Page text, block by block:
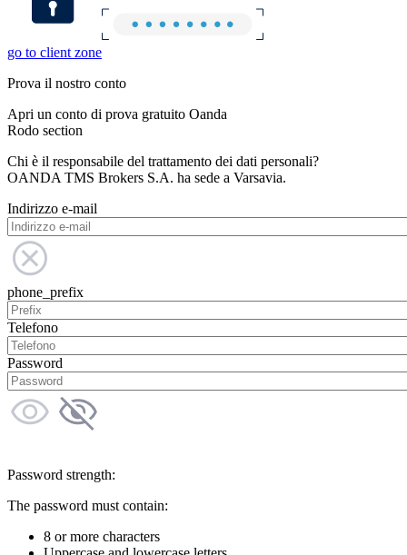
go to client zone
Prova il nostro conto
Apri un conto di prova gratuito Oanda
Rodo section
Chi è il responsabile del trattamento dei dati personali?
OANDA TMS Brokers S.A. ha sede a Varsavia.
Indirizzo e-mail
phone_prefix
Telefono
Password
Password strength:
The password must contain:
8 or more characters